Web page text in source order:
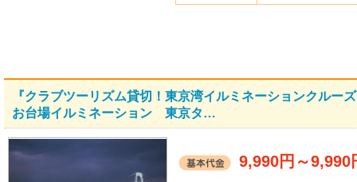
『クラブツーリズム貸切！東京湾イルミネーションクルー
お台場イルミネーション 東京タ…
9,990円 ～9,990